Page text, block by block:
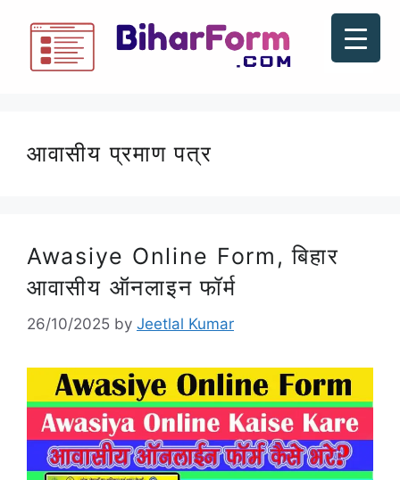
आवासीय प्रमाण पत्र
Awasiye Online Form, बिहार
आवासीय ऑनलाइन फॉर्म
26/10/2025 by Jeetlal Kumar